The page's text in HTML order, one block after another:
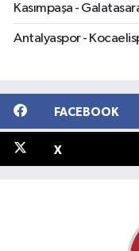
Kasımpaşa -
Antalyaspor -
FACEBOOK
X